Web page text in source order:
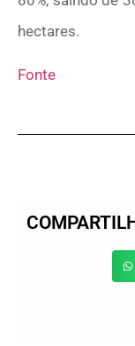
hectares.
Fonte